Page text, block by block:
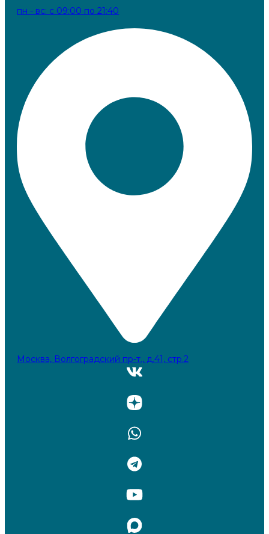
пн - вс: с 09:00 по 21:40
Москва, Волгоградский пр-т., д.41, стр.2